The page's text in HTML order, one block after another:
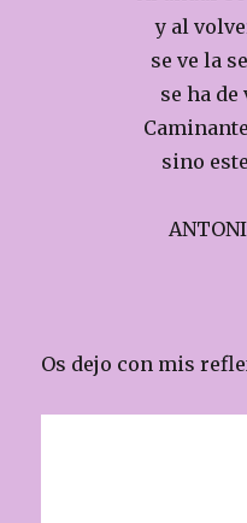
y al
se ve la
se ha
sino
Os dejo con mis